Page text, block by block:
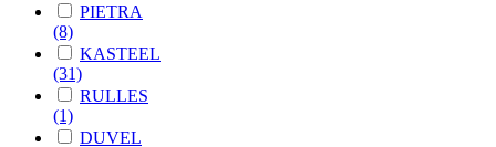
PIETRA
(8)
KASTEEL
(31)
RULLES
(1)
DUVEL